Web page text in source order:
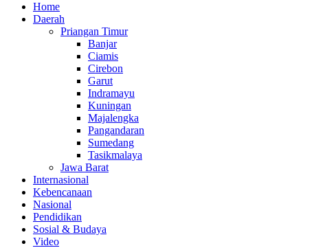
Home
Daerah
Priangan Timur
Banjar
Ciamis
Cirebon
Garut
Indramayu
Kuningan
Majalengka
Pangandaran
Sumedang
Tasikmalaya
Jawa Barat
Internasional
Kebencanaan
Nasional
Pendidikan
Sosial & Budaya
Video